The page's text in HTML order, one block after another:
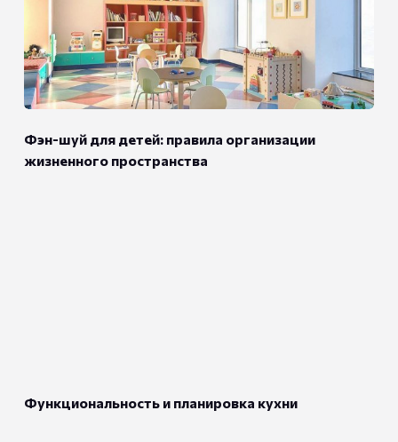
Фэн-шуй для детей: правила организации
жизненного пространства
Функциональность и планировка кухни